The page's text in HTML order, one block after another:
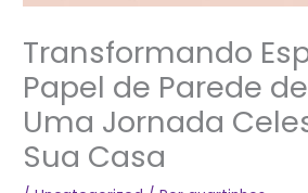
Transformando
Papel de Parede
Uma Jornada
Sua Casa